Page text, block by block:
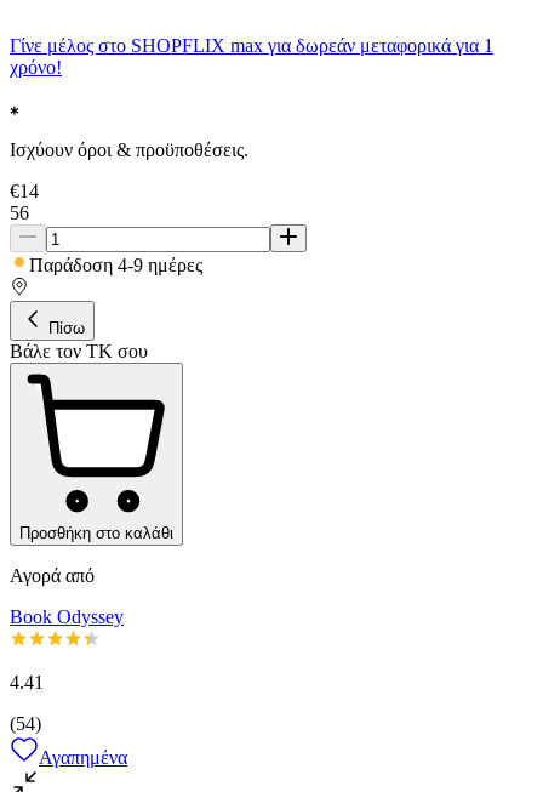
Γίνε μέλος στο SHOPFLIX max για δωρεάν μεταφορικά για 1
χρόνο!
Ισχύουν όροι & προϋποθέσεις.
€14
56
Παράδοση 4-9 ημέρες
Πίσω
Βάλε τον ΤΚ σου
Προσθήκη στο καλάθι
Αγορά από
Book Odyssey
4.41
(54)
Αγαπημένα